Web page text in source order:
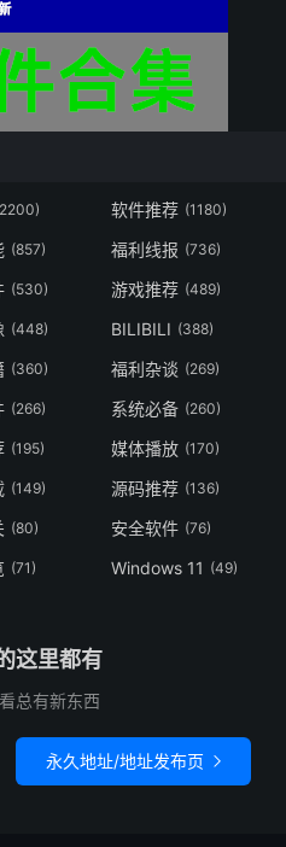
软件推荐 (1180)
(857) 福利线报 (736)
(530) 游戏推荐 (489)
(448) BILIBILI (388)
(360) 福利杂谈 (269)
(266) 系统必备 (260)
(195) 媒体播放 (170)
(149) 源码推荐 (136)
(80) 安全软件 (76)
(71) Windows 11 (49)
这里都有
总有新东西
永久地址/地址发布页 